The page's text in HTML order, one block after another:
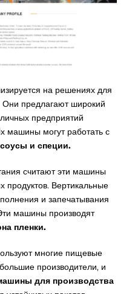
на решениях для
Они предлагают широкий
предприятий
машины могут работать с
и специи.
считают эти машины
продуктов. Вертикальные
и запечатывания
машины производят
пленки.
многие пищевые
производители, и
для производства